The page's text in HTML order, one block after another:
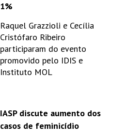
1%
Raquel Grazzioli e Cecília
Cristófaro Ribeiro
participaram do evento
promovido pelo IDIS e
Instituto MOL
IASP discute aumento dos
casos de feminicídio